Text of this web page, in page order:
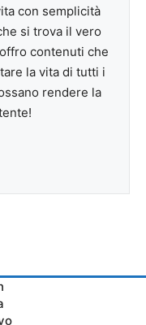
con semplicità
si trova il vero
contenuti che
la vita di tutti i
rendere la